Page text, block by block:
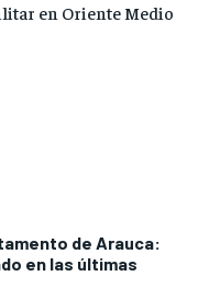
de Arauca:
en las últimas
en Oriente Medio